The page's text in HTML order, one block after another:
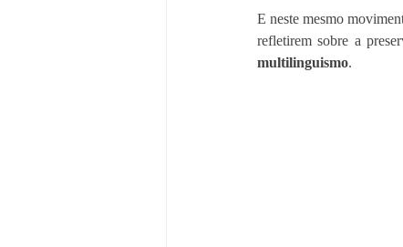
E neste mesmo
refletirem sobre a
multilinguismo.